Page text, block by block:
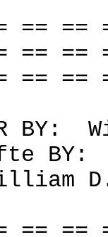
== ==
== ==
== ==
D.
== ==